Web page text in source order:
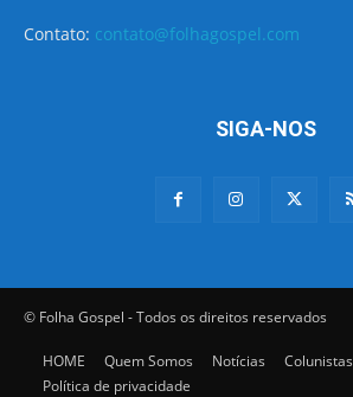
Contato: contato@folhagospel.com
SIGA-NOS
© Folha Gospel - Todos os direitos reservados
HOME Quem Somos Notícias Colunistas
Política de privacidade